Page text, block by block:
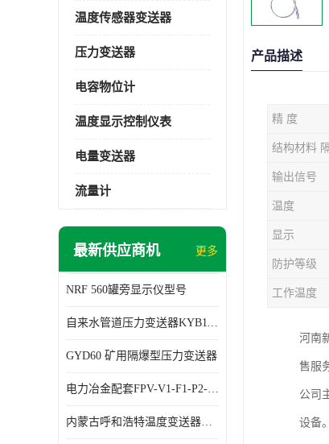
温度传感器变送器
压力变送器
电容物位计
温度显示控制仪表
电量变送器
流量计
最新供应商机 更多
NRF 560罐旁显示仪型号
自来水管道压力变送器KYB11G03M2型号 使用方便
GYD60 矿用隔爆型压力变送器
电力冶金配套FPV-V1-F1-P2-03电压变送器
内蒙古呼和浩特温度变送器配套罐旁显示仪供应 性能稳定
产品描述
精 度
结构材料
输出信号
温度
显示
防护等级
工作温度
河南
售服
公司
设备。